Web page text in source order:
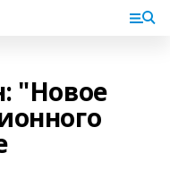
"Новое